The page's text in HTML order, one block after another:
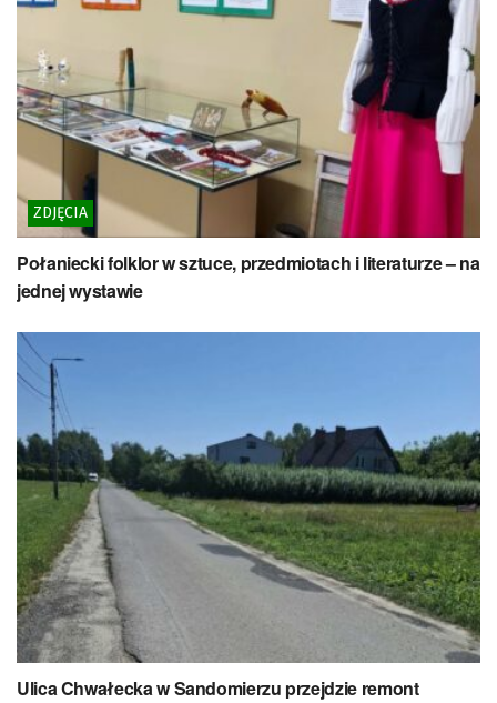
ZDJĘCIA
Połaniecki folklor w sztuce, przedmiotach i literaturze – na
jednej wystawie
Ulica Chwałecka w Sandomierzu przejdzie remont